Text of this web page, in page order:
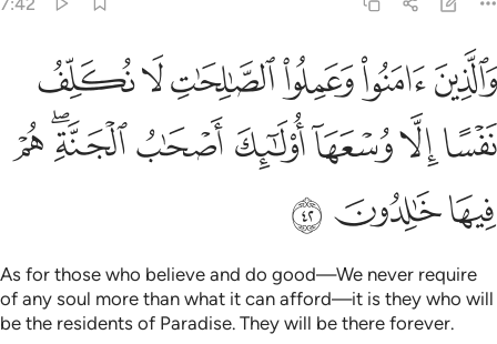
والذين امنوا وعملوا الصالحات لا نكلف نفسا الا وسعها اولايك اصحاب
وَٱلَّذِينَ ءَامَنُوا۟ وَعَمِلُوا۟ ٱلصَّـٰلِحَـٰتِ لَا نُكَلِّفُ نَفْسًا إِلَّا وُسْعَهَآ أُو۟لَـٰٓئِكَ أَصْحَـٰبُ
ﲡﲢﲣﲤﲥﲦ
ﲧﲨﲩﲪﲫﲬﲭﲮ
ﲯﲰﲱ
As for those who believe and do good—We never require
of any soul more than what it can afford—it is they who will
be the residents of Paradise. They will be there forever.